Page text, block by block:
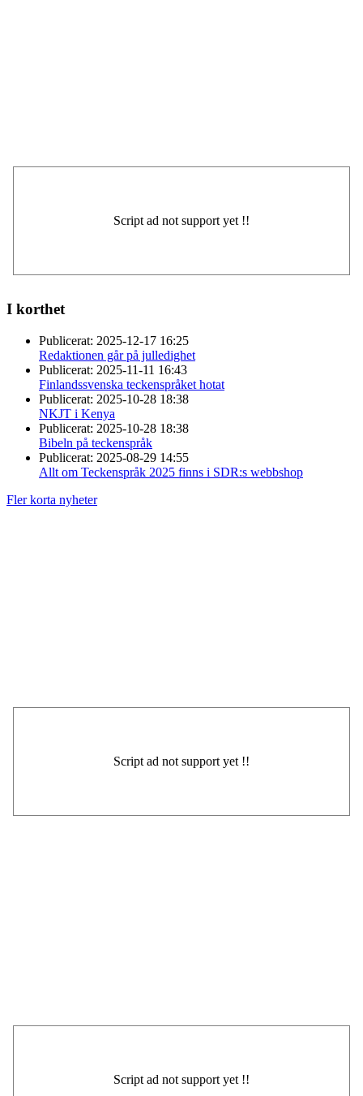
I korthet
Publicerat: 2025-12-17 16:25
Redaktionen går på julledighet
Publicerat: 2025-11-11 16:43
Finlandssvenska teckenspråket hotat
Publicerat: 2025-10-28 18:38
NKJT i Kenya
Publicerat: 2025-10-28 18:38
Bibeln på teckenspråk
Publicerat: 2025-08-29 14:55
Allt om Teckenspråk 2025 finns i SDR:s webbshop
Fler korta nyheter